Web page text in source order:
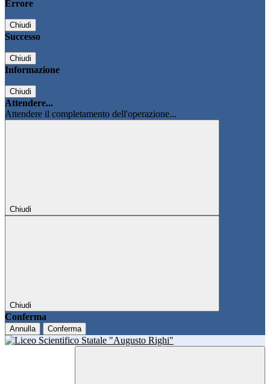
Errore
Chiudi
Successo
Chiudi
Informazione
Chiudi
Attendere...
Attendere il completamento dell'operazione...
Chiudi
Chiudi
Conferma
Annulla Conferma